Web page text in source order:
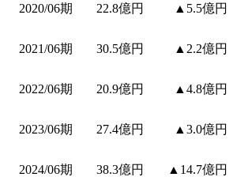
2020/06期 22.8億円 ▲5.5億円
2021/06期 30.5億円 ▲2.2億円
2022/06期 20.9億円 ▲4.8億円
2023/06期 27.4億円 ▲3.0億円
2024/06期 38.3億円 ▲14.7億円